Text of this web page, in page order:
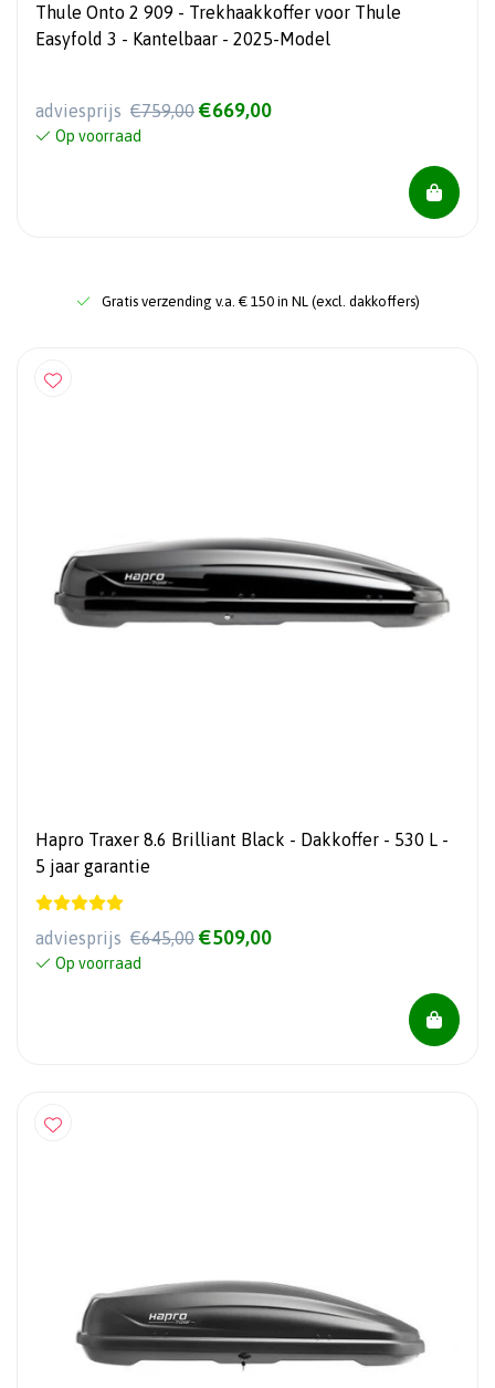
Thule Onto 2 909 - Trekhaakkoffer voor Thule
Easyfold 3 - Kantelbaar - 2025-Model
adviesprijs €759,00 €669,00
Op voorraad
Gratis verzending v.a. € 150 in NL (excl. dakkoffers)
Hapro Traxer 8.6 Brilliant Black - Dakkoffer - 530 L -
5 jaar garantie
adviesprijs €645,00 €509,00
Op voorraad